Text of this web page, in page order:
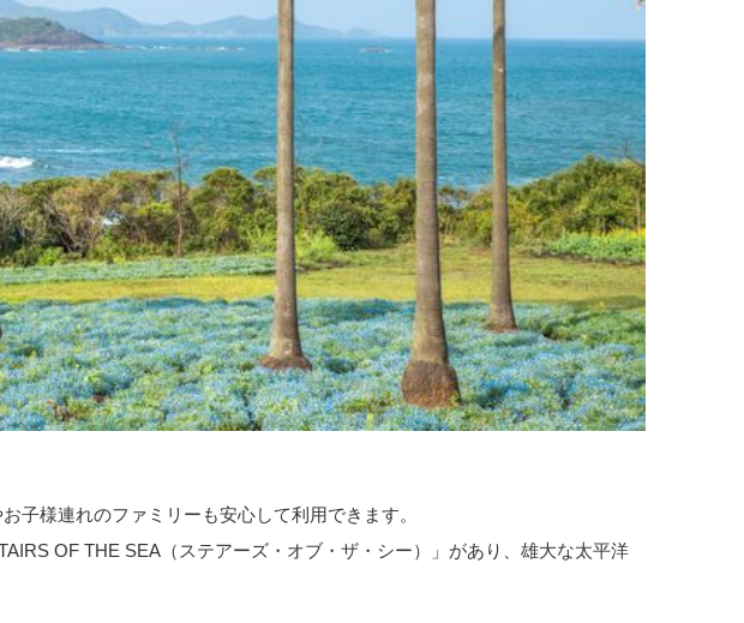
子様連れのファミリーも安心して利用できます。
OF THE SEA（ステアーズ・オブ・ザ・シー）」があり、雄大な太平洋